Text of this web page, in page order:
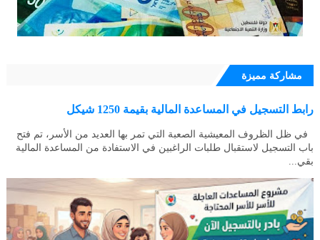
مشاركة مميزة
رابط التسجيل في المساعدة المالية بقيمة 1250 شيكل
في ظل الظروف المعيشية الصعبة التي تمر بها العديد من الأسر، تم فتح
باب التسجيل لاستقبال طلبات الراغبين في الاستفادة من المساعدة المالية
بقي...